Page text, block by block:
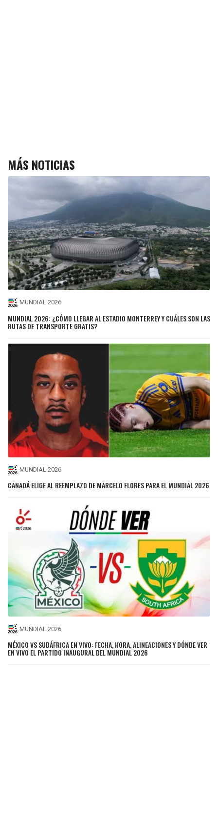
MÁS NOTICIAS
MUNDIAL 2026
MUNDIAL 2026: ¿CÓMO LLEGAR AL ESTADIO MONTERREY Y CUÁLES SON LAS
RUTAS DE TRANSPORTE GRATIS?
MUNDIAL 2026
CANADÁ ELIGE AL REEMPLAZO DE MARCELO FLORES PARA EL MUNDIAL 2026
MUNDIAL 2026
MÉXICO VS SUDÁFRICA EN VIVO: FECHA, HORA, ALINEACIONES Y DÓNDE VER
EN VIVO EL PARTIDO INAUGURAL DEL MUNDIAL 2026